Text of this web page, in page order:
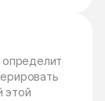
определит
этой